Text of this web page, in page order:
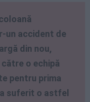
un accident de
din nou,
o echipă
pentru prima
suferit o astfel